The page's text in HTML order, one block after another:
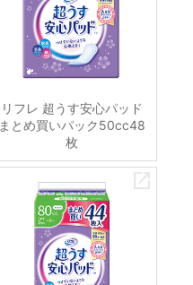
リフレ 超うす安心パッド
まとめ買いパック50cc48
枚